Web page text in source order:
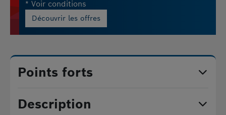
* Voir conditions
Découvrir les offres
Points forts
Description